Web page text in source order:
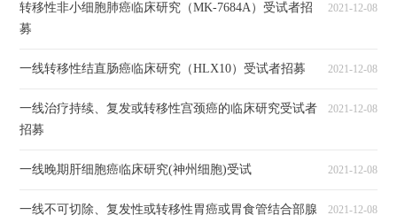
转移性非小细胞肺癌临床研究（MK-7684A）受试者招
募
2021-12-08
一线转移性结直肠癌临床研究（HLX10）受试者招募 2021-12-08
一线治疗持续、复发或转移性宫颈癌的临床研究受试者
招募
2021-12-08
一线晚期肝细胞癌临床研究(神州细胞)受试 2021-12-08
一线不可切除、复发性或转移性胃癌或胃食管结合部腺
2021-12-08